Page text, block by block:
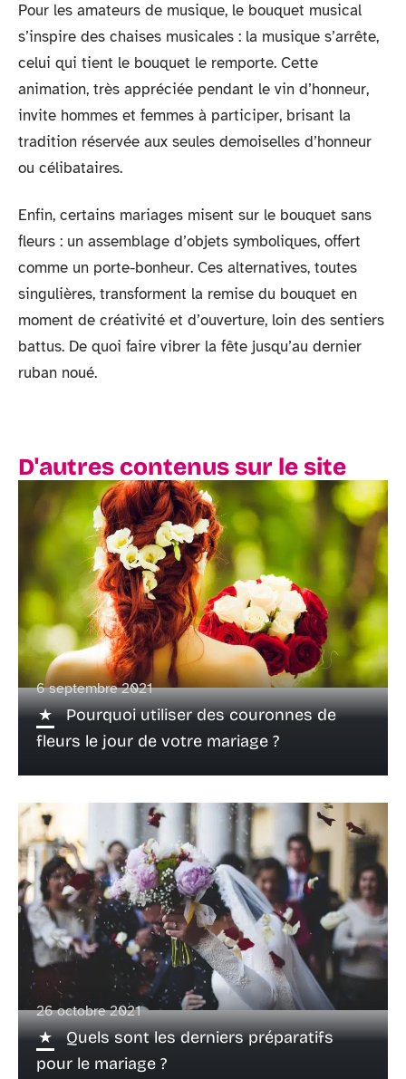
Pour les amateurs de musique, le bouquet musical
s’inspire des chaises musicales : la musique s’arrête,
celui qui tient le bouquet le remporte. Cette
animation, très appréciée pendant le vin d’honneur,
invite hommes et femmes à participer, brisant la
tradition réservée aux seules demoiselles d’honneur
ou célibataires.
Enfin, certains mariages misent sur le bouquet sans
fleurs : un assemblage d’objets symboliques, offert
comme un porte-bonheur. Ces alternatives, toutes
singulières, transforment la remise du bouquet en
moment de créativité et d’ouverture, loin des sentiers
battus. De quoi faire vibrer la fête jusqu’au dernier
ruban noué.
D'autres contenus sur le site
6 septembre 2021
Pourquoi utiliser des couronnes de
fleurs le jour de votre mariage ?
26 octobre 2021
Quels sont les derniers préparatifs
pour le mariage ?